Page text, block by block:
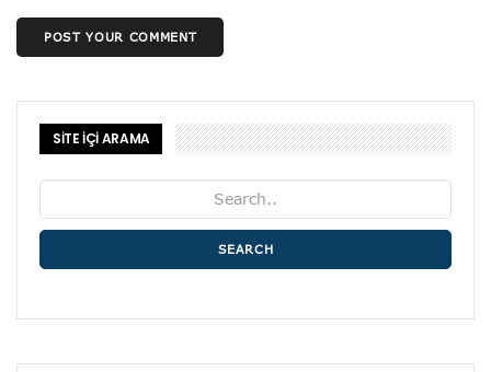
POST YOUR COMMENT
SİTE İÇİ ARAMA
SEARCH